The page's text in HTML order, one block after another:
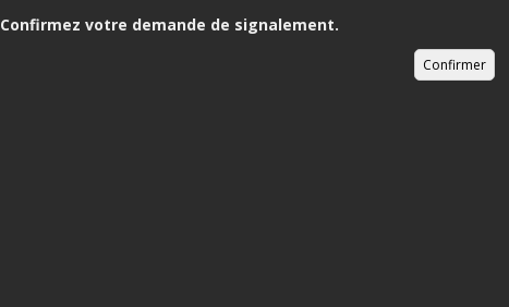
Confirmez votre demande de signalement.